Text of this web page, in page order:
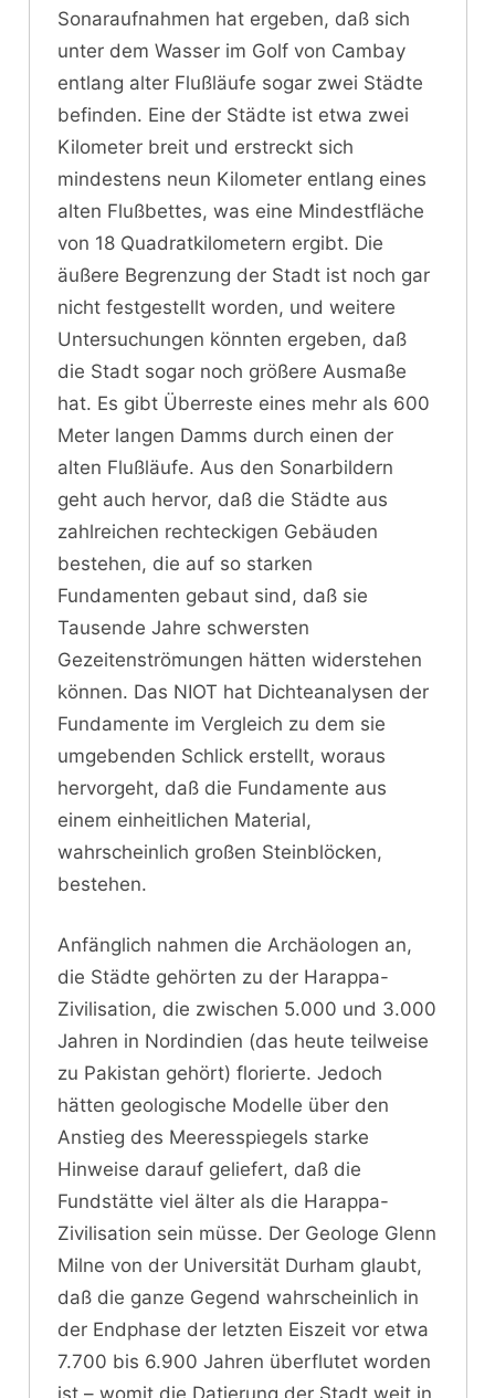
Sonaraufnahmen hat ergeben, daß sich
unter dem Wasser im Golf von Cambay
entlang alter Flußläufe sogar zwei Städte
befinden. Eine der Städte ist etwa zwei
Kilometer breit und erstreckt sich
mindestens neun Kilometer entlang eines
alten Flußbettes, was eine Mindestfläche
von 18 Quadratkilometern ergibt. Die
äußere Begrenzung der Stadt ist noch gar
nicht festgestellt worden, und weitere
Untersuchungen könnten ergeben, daß
die Stadt sogar noch größere Ausmaße
hat. Es gibt Überreste eines mehr als 600
Meter langen Damms durch einen der
alten Flußläufe. Aus den Sonarbildern
geht auch hervor, daß die Städte aus
zahlreichen rechteckigen Gebäuden
bestehen, die auf so starken
Fundamenten gebaut sind, daß sie
Tausende Jahre schwersten
Gezeitenströmungen hätten widerstehen
können. Das NIOT hat Dichteanalysen der
Fundamente im Vergleich zu dem sie
umgebenden Schlick erstellt, woraus
hervorgeht, daß die Fundamente aus
einem einheitlichen Material,
wahrscheinlich großen Steinblöcken,
bestehen.
Anfänglich nahmen die Archäologen an,
die Städte gehörten zu der Harappa-
Zivilisation, die zwischen 5.000 und 3.000
Jahren in Nordindien (das heute teilweise
zu Pakistan gehört) florierte. Jedoch
hätten geologische Modelle über den
Anstieg des Meeresspiegels starke
Hinweise darauf geliefert, daß die
Fundstätte viel älter als die Harappa-
Zivilisation sein müsse. Der Geologe Glenn
Milne von der Universität Durham glaubt,
daß die ganze Gegend wahrscheinlich in
der Endphase der letzten Eiszeit vor etwa
7.700 bis 6.900 Jahren überflutet worden
ist – womit die Datierung der Stadt weit in